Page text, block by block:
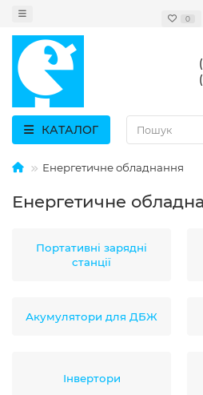
0
КАТАЛОГ
Енергетичне обладнання
Енергетичне
Портативні зарядні
станції
Акумулятори для ДБЖ
Інвертори